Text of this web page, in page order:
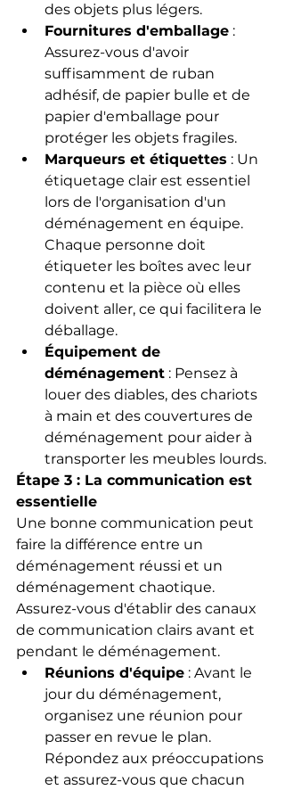
des objets plus légers.
Fournitures d'emballage :
Assurez-vous d'avoir
suffisamment de ruban
adhésif, de papier bulle et de
papier d'emballage pour
protéger les objets fragiles.
Marqueurs et étiquettes : Un
étiquetage clair est essentiel
lors de l'organisation d'un
déménagement en équipe.
Chaque personne doit
étiqueter les boîtes avec leur
contenu et la pièce où elles
doivent aller, ce qui facilitera le
déballage.
Équipement de
déménagement : Pensez à
louer des diables, des chariots
à main et des couvertures de
déménagement pour aider à
transporter les meubles lourds.
Étape 3 : La communication est
essentielle
Une bonne communication peut
faire la différence entre un
déménagement réussi et un
déménagement chaotique.
Assurez-vous d'établir des canaux
de communication clairs avant et
pendant le déménagement.
Réunions d'équipe : Avant le
jour du déménagement,
organisez une réunion pour
passer en revue le plan.
Répondez aux préoccupations
et assurez-vous que chacun